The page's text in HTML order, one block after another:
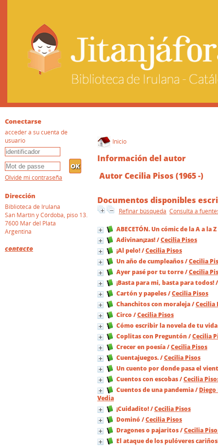
Inicio
Información del autor
Autor Cecilia Pisos (1965 -)
Documentos disponibles
Refinar búsqueda Consulta a
ABECETÓN. Un cómic de la A a la Z
Adivinan¡zas!/Cecilia Pisos
¡Al pelo!/Cecilia Pisos
Un año de cumpleaños/Cecilia
Ayer pasé por tu torre/Cecilia
¡Basta para mi, basta para todos!
Cartón y papeles/Cecilia Pisos
Chanchitos con moraleja/Cecilia
Circo /Cecilia Pisos
Cómo escribir la novela de tu vida
Coplitas con Preguntón/Cecilia
Crecer en poesía/Cecilia Pisos
Cuentajuegos./Cecilia Pisos
Un cuento por donde pasa el
Cuentos con escobas/Cecilia
Cuentos de una pandemia/
Vedia
¡Cuidadito!/Cecilia Pisos
Dominó /Cecilia Pisos
Dragones o pajaritos/Cecilia
El ataque de los pulóveres
Conectarse
acceder a su cuenta de
usuario
Olvidé mi contraseña
Dirección
Biblioteca de Irulana
San Martín y Córdoba, piso 13.
7600 Mar del Plata
Argentina
contacto